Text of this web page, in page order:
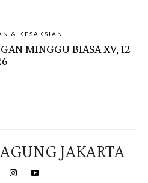
& KESAKSIAN
MINGGU BIASA XV, 12
JAKARTA